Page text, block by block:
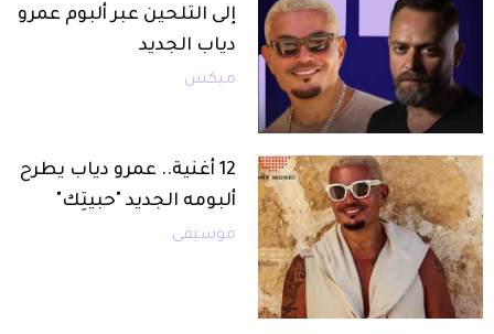
إلى التلحين عبر ألبوم عمرو
دياب الجديد
ميكس
12 أغنية.. عمرو دياب يطرح
ألبومه الجديد "حبيتِك"
موسيقى